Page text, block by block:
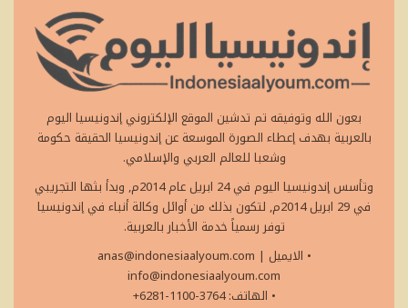
بعون الله وتوفيقه تم تدشين الموقع الإلكتروني إندونيسيا اليوم
بالعربية بهدف إعطاء الصورة الموسعة عن إندونيسيا الحقيقة حكومة
وشعبا للعالم العربي والإسلامي.
وتأسس إندونيسيا اليوم في 24 ابريل عام 2014م, وبدأ بثها التجريبي
في 29 ابريل 2014م, لتكون بذلك من أوائل وكالة أنباء في إندونيسيا
توفر رسمياً خدمة الأخبار بالعربية.
• الايميل
anas@indonesiaalyoum.com |
info@indonesiaalyoum.com
• الهاتف: 3764-1100-6281+